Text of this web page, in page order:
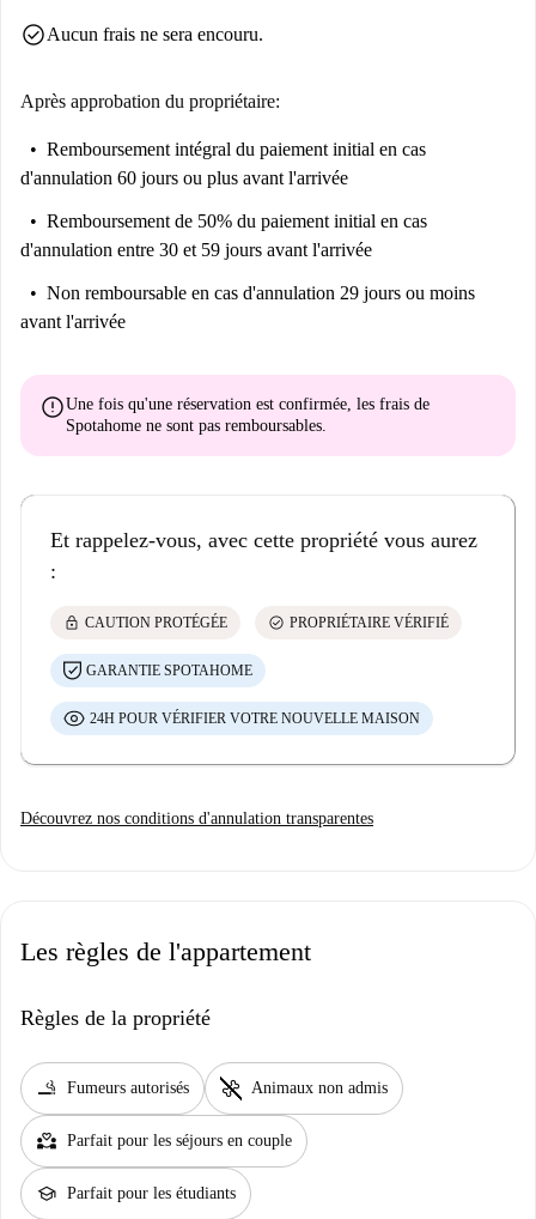
check_circleAucun frais ne sera encouru.
Après approbation du propriétaire:
Remboursement intégral du paiement initial en cas
d'annulation 60 jours ou plus avant l'arrivée
Remboursement de 50% du paiement initial en cas
d'annulation entre 30 et 59 jours avant l'arrivée
Non remboursable en cas d'annulation 29 jours ou moins
avant l'arrivée
errorUne fois qu'une réservation est confirmée, les frais de
Spotahome ne sont pas remboursables.
Et rappelez-vous, avec cette propriété vous aurez
:
lock CAUTION PROTÉGÉE check_circle PROPRIÉTAIRE VÉRIFIÉ
GARANTIE SPOTAHOME
24H POUR VÉRIFIER VOTRE NOUVELLE MAISON
Découvrez nos conditions d'annulation transparentes
Les règles de l'appartement
Règles de la propriété
smoking_rooms Fumeurs autorisés pet_supplies Animaux non admis
partner_heart Parfait pour les séjours en couple
school Parfait pour les étudiants